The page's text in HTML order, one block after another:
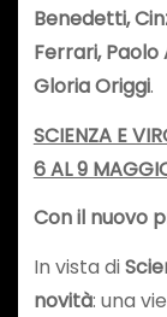
Benedetti,
Ferrari, Paolo
Gloria Origgi.
SCIENZA E
6 AL 9
Con il nuovo
In vista di
novità: una